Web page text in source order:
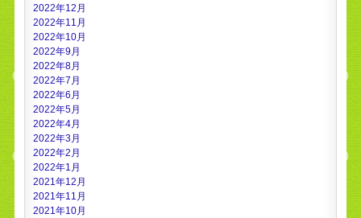
2022年12月
2022年11月
2022年10月
2022年9月
2022年8月
2022年7月
2022年6月
2022年5月
2022年4月
2022年3月
2022年2月
2022年1月
2021年12月
2021年11月
2021年10月